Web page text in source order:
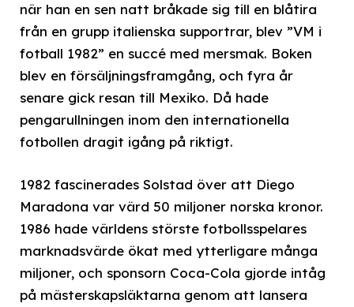
när han en sen natt bråkade sig till en blåtira
från en grupp italienska supportrar, blev ”VM i
fotball 1982” en succé med mersmak. Boken
blev en försäljningsframgång, och fyra år
senare gick resan till Mexiko. Då hade
pengarullningen inom den internationella
fotbollen dragit igång på riktigt.
1982 fascinerades Solstad över att Diego
Maradona var värd 50 miljoner norska kronor.
1986 hade världens störste fotbollsspelares
marknadsvärde ökat med ytterligare många
miljoner, och sponsorn Coca-Cola gjorde intåg
på mästerskapsläktarna genom att lansera